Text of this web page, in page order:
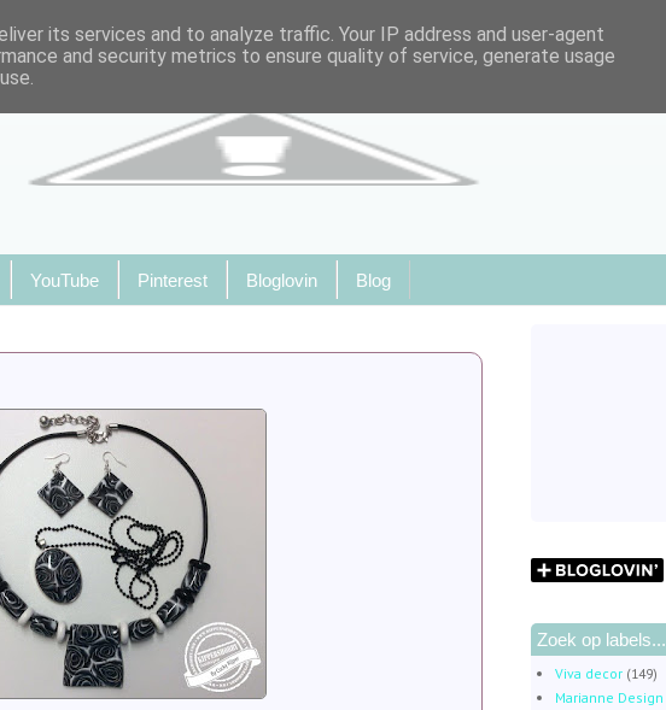
YouTube Pinterest Bloglovin Blog
Zoek op labels...
Viva decor (149)
Marianne Design
its services and to analyze traffic. Your IP address and user-agent
and security metrics to ensure quality of service, generate usage